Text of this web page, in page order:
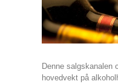
Denne salgskanalen
hovedvekt på